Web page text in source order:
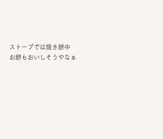
ストーブでは焼き餅中
お餅もおいしそうやなぁ